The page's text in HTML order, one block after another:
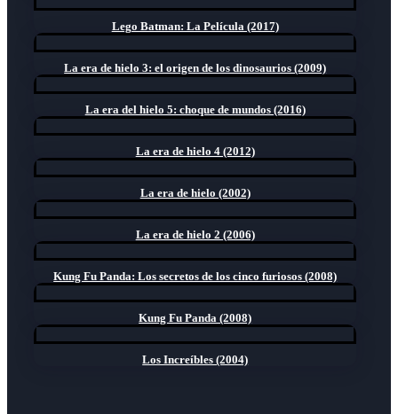
Lego Batman: La Película (2017)
La era de hielo 3: el origen de los dinosaurios (2009)
La era del hielo 5: choque de mundos (2016)
La era de hielo 4 (2012)
La era de hielo (2002)
La era de hielo 2 (2006)
Kung Fu Panda: Los secretos de los cinco furiosos (2008)
Kung Fu Panda (2008)
Los Increíbles (2004)